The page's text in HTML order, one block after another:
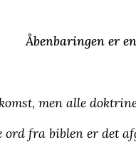
Åbenbaringen er
men alle
fra biblen er det